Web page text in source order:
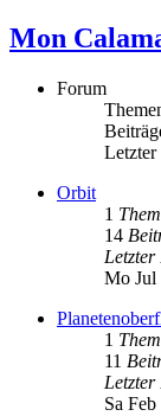
Mon
Forum
Letzter
Orbit
1
14
Mo Jul
1
11
Sa